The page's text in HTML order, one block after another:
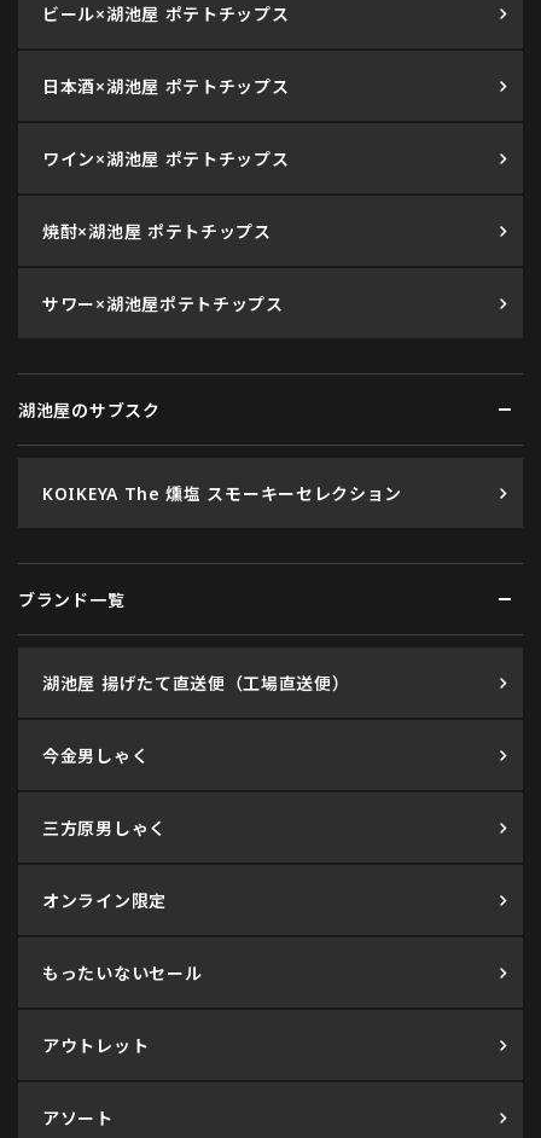
ビール×湖池屋 ポテトチップス
日本酒×湖池屋 ポテトチップス
ワイン×湖池屋 ポテトチップス
焼酎×湖池屋 ポテトチップス
サワー×湖池屋ポテトチップス
湖池屋のサブスク
KOIKEYA The 燻塩 スモーキーセレクション
ブランド一覧
湖池屋 揚げたて直送便（工場直送便）
今金男しゃく
三方原男しゃく
オンライン限定
もったいないセール
アウトレット
アソート